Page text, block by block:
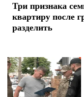
Три признака
квартиру после
разделить